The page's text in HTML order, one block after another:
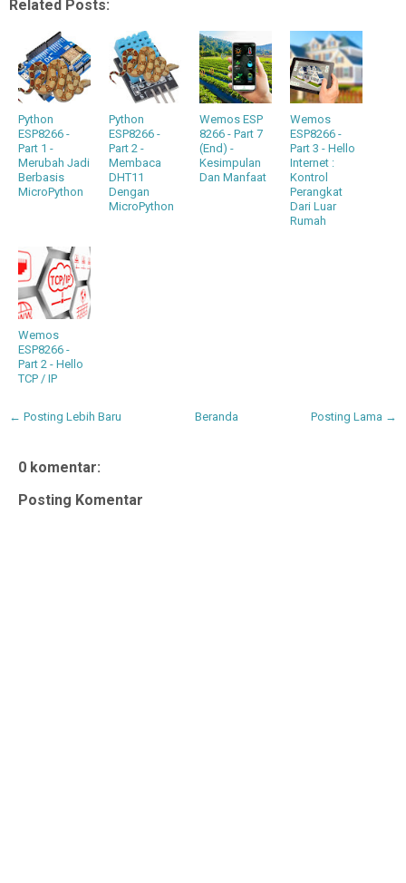
Related Posts:
Python
ESP8266 -
Part 1 -
Merubah Jadi
Berbasis
MicroPython
Python
ESP8266 -
Part 2 -
Membaca
DHT11
Dengan
MicroPython
Wemos ESP
8266 - Part 7
(End) -
Kesimpulan
Dan Manfaat
Wemos
ESP8266 -
Part 3 - Hello
Internet :
Kontrol
Perangkat
Dari Luar
Rumah
Wemos
ESP8266 -
Part 2 - Hello
TCP / IP
← Posting Lebih Baru Posting Lama →
Beranda
0 komentar:
Posting Komentar